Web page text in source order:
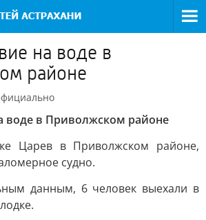
на воде в
районе
воде в Приволжском районе
Царев в Приволжском районе,
судно.
данным, 6 человек выехали в